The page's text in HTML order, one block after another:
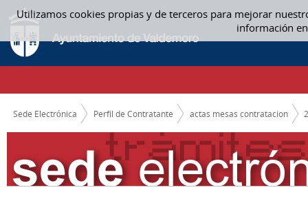
Utilizamos cookies propias y de terceros para mejorar
información
Saltar al contenido
FEBRERO - ACTAS MESAS CONTRATACION
CAMINO DE MIGAS
Sede Electrónica Perfil de Contratante actas mesas contratacion